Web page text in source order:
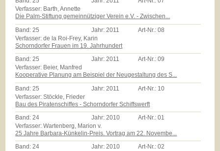
Verfasser: Barth, Annette
Die Palm-Stiftung gemeinnütziger Verein e.V. - Zwischen...
Band: 25 Jahr: 2011 Art-Nr.:08
Verfasser: de la Roi-Frey, Karin
Schorndorfer Frauen im 19. Jahrhundert
Band:25 Jahr:2011 Art-Nr.:09
Verfasser: Beier, Manfred
Kooperative Planung am Beispiel der Neugestaltung des S...
Band: 25 Jahr: 2011 Art-Nr.: 10
Verfasser: Stöckle, Frieder
Bau des Piratenschiffes - Schorndorfer Schiffswerft
Band:24 Jahr:2010 Art-Nr.:01
Verfasser: Wartenberg, Marion v.
25 Jahre Barbara-Künkelin-Preis. Vortrag am 22. Novembe...
Band:24 Jahr:2010 Art-Nr.:02